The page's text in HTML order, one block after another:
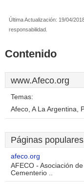
Última Actualización: 19/04/
responsabilidad.
Contenido
www.Afeco.org
Temas:
Afeco, A La Argentina,
Páginas populares
afeco.org
AFECO - Asociación
Cementerio ..